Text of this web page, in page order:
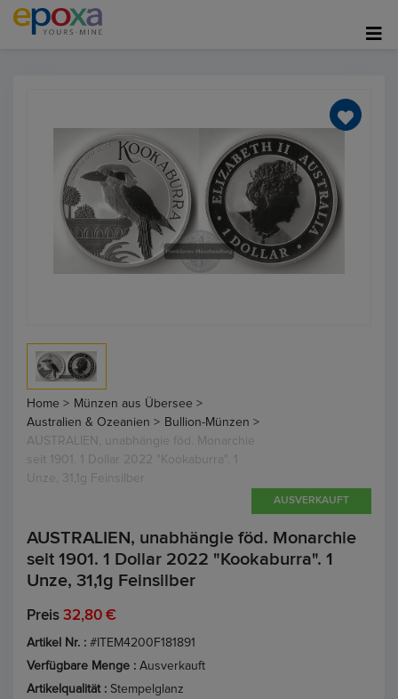
Home > Münzen aus Übersee >
Australien & Ozeanien > Bullion-Münzen >
AUSTRALIEN, unabhängie föd. Monarchie
seit 1901. 1 Dollar 2022 "Kookaburra". 1
Unze, 31,1g Feinsilber
AUSVERKAUFT
AUSTRALIEN, unabhängie föd. Monarchie
seit 1901. 1 Dollar 2022 "Kookaburra". 1
Unze, 31,1g Feinsilber
Preis 32,80 €
Artikel Nr. : #ITEM4200F181891
Verfügbare Menge : Ausverkauft
Artikelqualität : Stempelglanz